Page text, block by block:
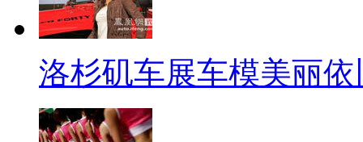
洛杉矶车展车模美丽依